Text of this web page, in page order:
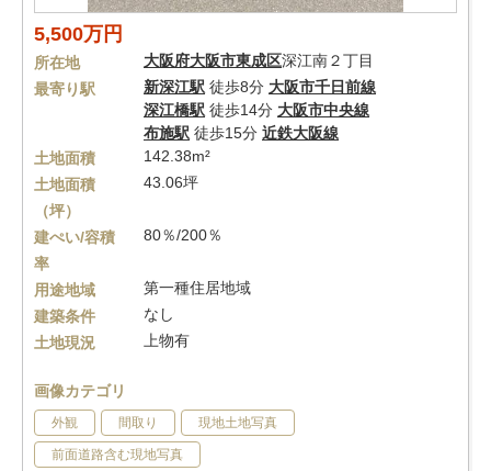
5,500万円
所在地 大阪府大阪市東成区深江南２丁目
最寄り駅
新深江駅 徒歩8分 大阪市千日前線
深江橋駅 徒歩14分 大阪市中央線
布施駅 徒歩15分 近鉄大阪線
土地面積
142.38m²
土地面積
（坪）
43.06坪
建ぺい/容積
率
80％/200％
用途地域
第一種住居地域
建築条件
なし
土地現況
上物有
画像カテゴリ
外観 間取り 現地土地写真
前面道路含む現地写真